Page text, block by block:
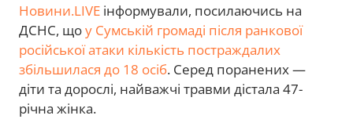
Новини.LIVE інформували, посилаючись на
ДСНС, щоу Сумській громаді після ранкової
російської атаки кількість постраждалих
збільшилася до 18 осіб. Серед поранених —
діти та дорослі, найважчі травми дістала 47-
річна жінка.